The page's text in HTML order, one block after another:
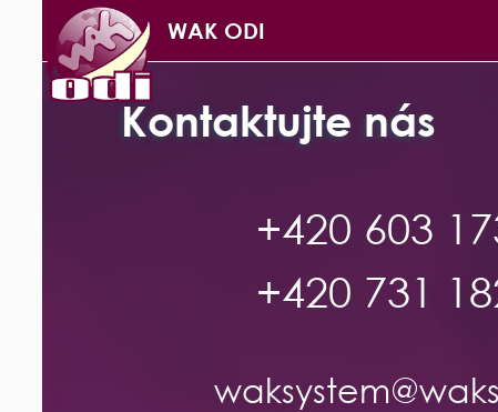
WAK ODI
Kontaktujte nás
+420 603
+420 731
waksystem